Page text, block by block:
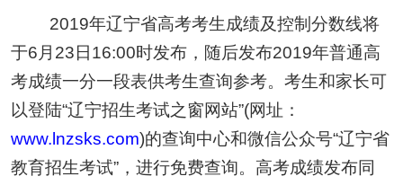
2019年辽宁省高考考生成绩及控制分数线将
于6月23日16:00时发布，随后发布2019年普通高
考成绩一分一段表供考生查询参考。考生和家长可
以登陆“辽宁招生考试之窗网站”(网址：
www.lnzsks.com)的查询中心和微信公众号“辽宁省
教育招生考试”，进行免费查询。高考成绩发布同